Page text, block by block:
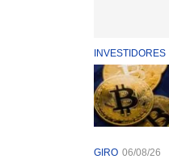
INVESTIDORES
GIRO 06/08/26